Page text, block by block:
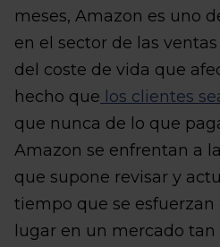
meses, Amazon es uno
en el sector de las
del coste de vida que
hecho que los clientes
que nunca de lo que
Amazon se enfrentan a
que supone revisar y
tiempo que se esfuerzan
lugar en un mercado